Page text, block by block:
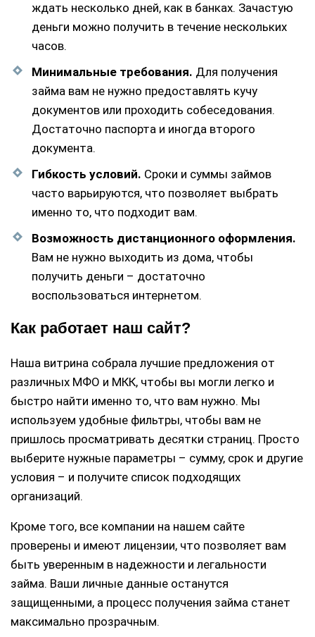
ждать несколько дней, как в банках. Зачастую
деньги можно получить в течение нескольких
часов.
Минимальные требования. Для получения
займа вам не нужно предоставлять кучу
документов или проходить собеседования.
Достаточно паспорта и иногда второго
документа.
Гибкость условий. Сроки и суммы займов
часто варьируются, что позволяет выбрать
именно то, что подходит вам.
Возможность дистанционного оформления.
Вам не нужно выходить из дома, чтобы
получить деньги – достаточно
воспользоваться интернетом.
Как работает наш сайт?
Наша витрина собрала лучшие предложения от
различных МФО и МКК, чтобы вы могли легко и
быстро найти именно то, что вам нужно. Мы
используем удобные фильтры, чтобы вам не
пришлось просматривать десятки страниц. Просто
выберите нужные параметры – сумму, срок и другие
условия – и получите список подходящих
организаций.
Кроме того, все компании на нашем сайте
проверены и имеют лицензии, что позволяет вам
быть уверенным в надежности и легальности
займа. Ваши личные данные останутся
защищенными, а процесс получения займа станет
максимально прозрачным.